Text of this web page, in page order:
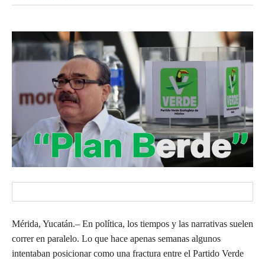
Mérida, Yucatán.– En política, los tiempos y las narrativas suelen
correr en paralelo. Lo que hace apenas semanas algunos
intentaban posicionar como una fractura entre el Partido Verde